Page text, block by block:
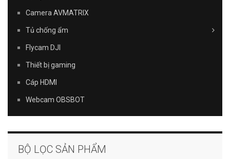
Camera AVMATRIX
Tủ chống ẩm
Flycam DJI
Thiết bị gaming
Cáp HDMI
Webcam OBSBOT
BỘ LỌC SẢN PHẨM